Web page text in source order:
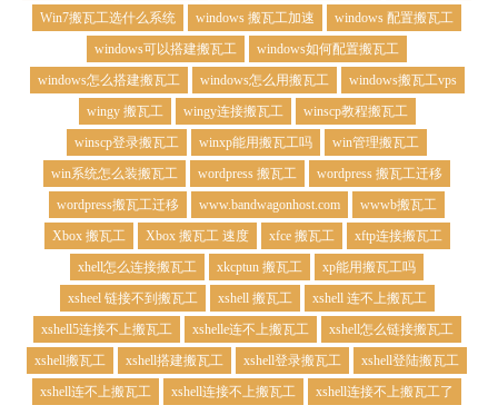
Win7搬瓦工选什么系统
windows 搬瓦工加速
windows 配置搬瓦工
windows可以搭建搬瓦工
windows如何配置搬瓦工
windows怎么搭建搬瓦工
windows怎么用搬瓦工
windows搬瓦工vps
wingy 搬瓦工
wingy连接搬瓦工
winscp教程搬瓦工
winscp登录搬瓦工
winxp能用搬瓦工吗
win管理搬瓦工
win系统怎么装搬瓦工
wordpress 搬瓦工
wordpress 搬瓦工迁移
wordpress搬瓦工迁移
www.bandwagonhost.com
wwwb搬瓦工
Xbox 搬瓦工
Xbox 搬瓦工 速度 xfce 搬瓦工
xftp连接搬瓦工
xhell怎么连接搬瓦工
xkcptun 搬瓦工
xp能用搬瓦工吗
xsheel 链接不到搬瓦工
xshell 搬瓦工
xshell 连不上搬瓦工
xshell5连接不上搬瓦工
xshelle连不上搬瓦工
xshell怎么链接搬瓦工
xshell搬瓦工
xshell搭建搬瓦工 xshell登录搬瓦工
xshell登陆搬瓦工
xshell连不上搬瓦工
xshell连接不上搬瓦工
xshell连接不上搬瓦工了